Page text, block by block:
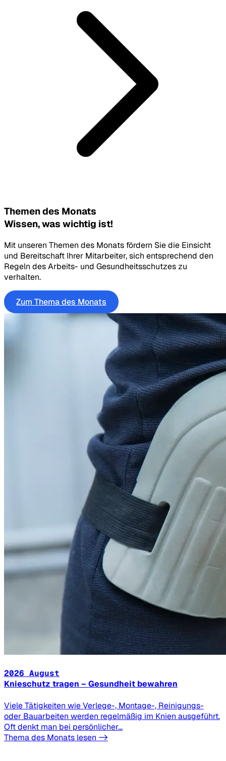
Themen des Monats
Wissen, was wichtig ist!
Mit unseren Themen des Monats fördern Sie die Einsicht
und Bereitschaft Ihrer Mitarbeiter, sich entsprechend den
Regeln des Arbeits- und Gesundheitsschutzes zu
verhalten.
Zum Thema des Monats
2026 August
Knieschutz tragen – Gesundheit bewahren
Viele Tätigkeiten wie Verlege-, Montage-, Reinigungs-
oder Bauarbeiten werden regelmäßig im Knien ausgeführt.
Oft denkt man bei persönlicher...
Thema des Monats lesen ->